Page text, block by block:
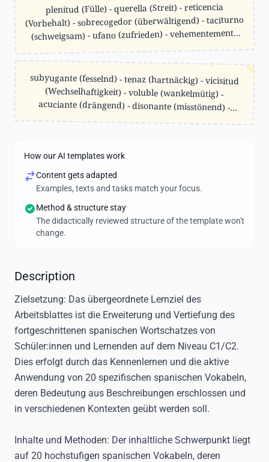
plenitud (Fülle) - querella (Streit) - reticencia
(Vorbehalt) - sobrecogedor (überwältigend) - taciturno
(schweigsam) - ufano (zufrieden) - vehementemente
(leidenschaftlich) - aborigen (ursprünglich) - bisoño
(unerfahren) - culminación (Höhepunkt) - desazón
(Unbehagen) - efusión (Ausströmung) - gravitación
(Anziehung) - impetuoso (unbändig) - ineficaz
(unwirksam) - loable (lobenswert) - obnubilación
(Verwirrung) - pernicioso (schädlich) - resignación
(Ergebenheit) - temeridad (Leichtsinn)
subyugante (fesselnd) - tenaz (hartnäckig) - vicisitud
(Wechselhaftigkeit) - voluble (wankelmütig) -
acuciante (drängend) - disonante (misstönend) -
equívoco (zweideutig) - fastuoso (prächtig) -
idiosincrasia (Eigenart) - intransigente
(kompromisslos) - lacónico (kurz angebunden) -
magnánimo (großmütig) - nefasto (unheilvoll) -
perentorio (dringlich) - reticente (zurückhaltend) -
sopesar (abwägen) - trivial (belanglos) - ubérrimo
How our AI templates work
Content gets adapted
Examples, texts and tasks match your focus.
Method & structure stay
The didactically reviewed structure of the template won't
change.
Description
Zielsetzung: Das übergeordnete Lernziel des
Arbeitsblattes ist die Erweiterung und Vertiefung des
fortgeschrittenen spanischen Wortschatzes von
Schüler:innen und Lernenden auf dem Niveau C1/C2.
Dies erfolgt durch das Kennenlernen und die aktive
Anwendung von 20 spezifischen spanischen Vokabeln,
deren Bedeutung aus Beschreibungen erschlossen und
in verschiedenen Kontexten geübt werden soll.
Inhalte und Methoden: Der inhaltliche Schwerpunkt liegt
auf 20 hochstufigen spanischen Vokabeln, deren